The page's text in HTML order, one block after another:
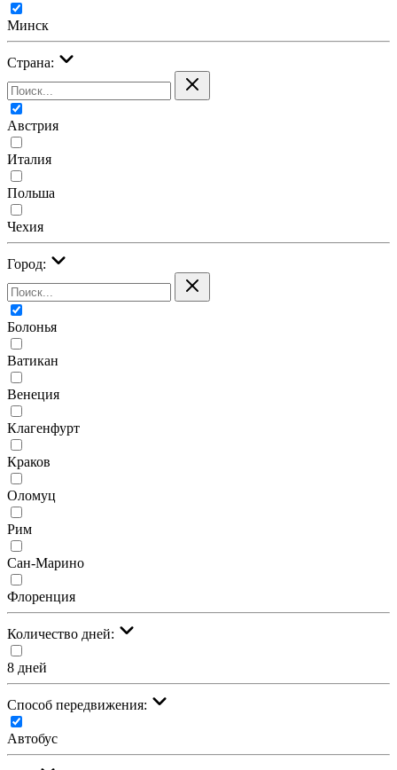
Минск
Страна:
Австрия
Италия
Польша
Чехия
Город:
Болонья
Ватикан
Венеция
Клагенфурт
Краков
Оломуц
Рим
Сан-Марино
Флоренция
Количество дней:
8 дней
Cпособ передвижения:
Автобус